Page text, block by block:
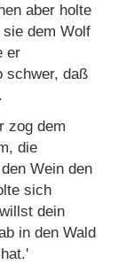
aber holte
dem Wolf
er
schwer, daß
zog dem
die
Wein den
sich
dein
in den Wald